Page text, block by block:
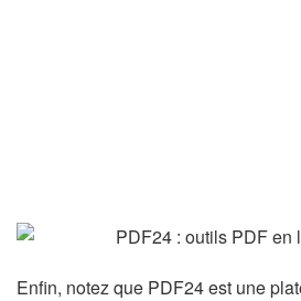
Enfin, notez que PDF24 est une